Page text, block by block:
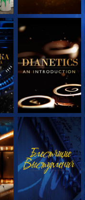
СМОТРЕТЬ
ПЕРЕДАЧИ
СМОТРЕТЬ